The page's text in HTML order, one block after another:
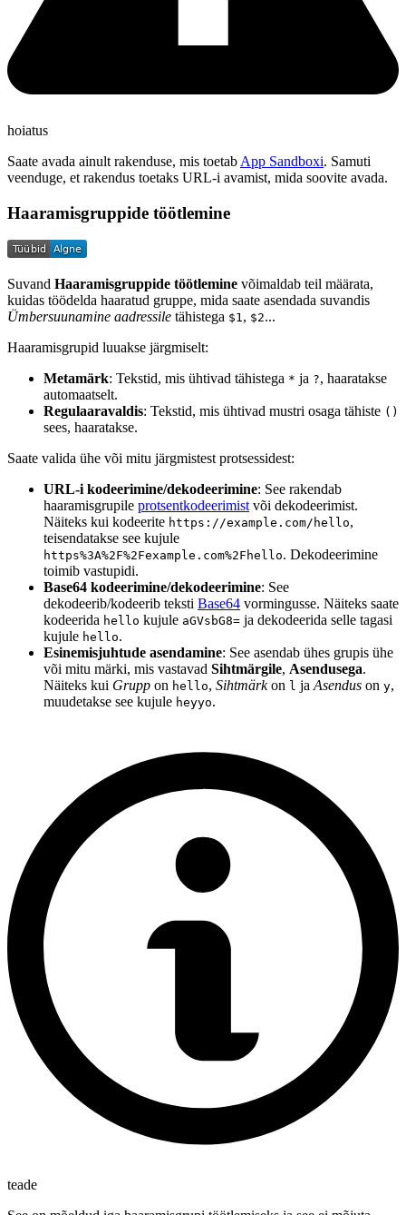
hoiatus
Saate avada ainult rakenduse, mis toetab App Sandboxi. Samuti
veenduge, et rakendus toetaks URL-i avamist, mida soovite avada.
Haaramisgruppide töötlemine
Suvand Haaramisgruppide töötlemine võimaldab teil määrata,
kuidas töödelda haaratud gruppe, mida saate asendada suvandis
Ümbersuunamine aadressile tähistega $1, $2...
Haaramisgrupid luuakse järgmiselt:
Metamärk: Tekstid, mis ühtivad tähistega * ja ?, haaratakse
automaatselt.
Regulaaravaldis: Tekstid, mis ühtivad mustri osaga tähiste ()
sees, haaratakse.
Saate valida ühe või mitu järgmistest protsessidest:
URL-i kodeerimine/dekodeerimine: See rakendab
haaramisgrupile protsentkodeerimistvõi dekodeerimist.
Näiteks kui kodeerite https://example.com/hello,
teisendatakse see kujule
https%3A%2F%2Fexample.com%2Fhello. Dekodeerimine
toimib vastupidi.
Base64 kodeerimine/dekodeerimine: See
dekodeerib/kodeerib teksti Base64 vormingusse. Näiteks saate
kodeerida hello kujule aGVsbG8= ja dekodeerida selle tagasi
kujule hello.
Esinemisjuhtude asendamine: See asendab ühes grupis ühe
või mitu märki, mis vastavad Sihtmärgile, Asendusega.
Näiteks kui Grupp on hello, Sihtmärkon l jaAsendus on y,
muudetakse see kujule heyyo.
teade